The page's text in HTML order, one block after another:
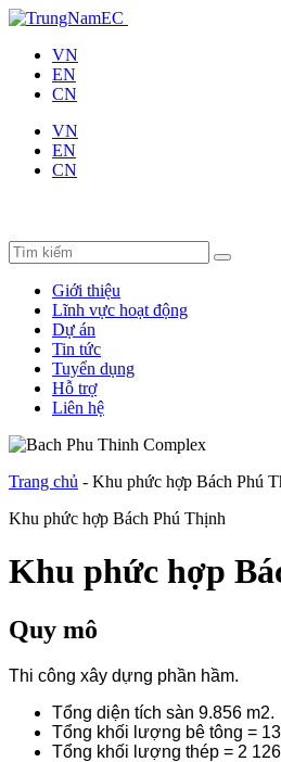
VN
EN
CN
VN
EN
CN
Giới thiệu
Lĩnh vực hoạt động
Dự án
Tin tức
Tuyển dụng
Hỗ trợ
Liên hệ
Trang chủ - Khu phức hợp Bách Phú
Khu phức hợp Bách Phú Thịnh
Khu phức hợp
Quy mô
Thi công xây dựng phần hầm.
Tổng diện tích sàn 9.856 m2.
Tổng khối lượng bê tông =
Tổng khối lượng thép = 2